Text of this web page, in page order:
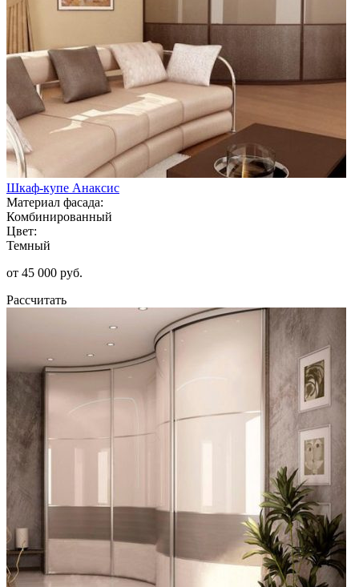
Шкаф-купе Анаксис
Материал фасада:
Комбинированный
Цвет:
Темный
от 45 000 руб.
Рассчитать